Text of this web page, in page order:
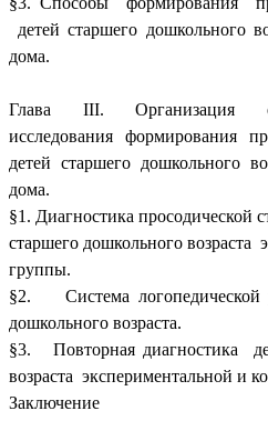
детей старшего дошкольного
Глава III. Организация
исследования формирования
детей старшего дошкольного
дома.
§1. Диагностика просодической
старшего дошкольного возраста
группы.
§2. Система логопедической
дошкольного возраста.
§3. Повторная диагностика
возраста экспериментальной и